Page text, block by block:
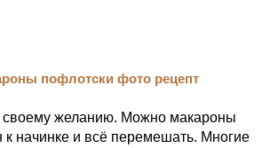
желанию. Можно макароны
к начинке и всё перемешать. Многие